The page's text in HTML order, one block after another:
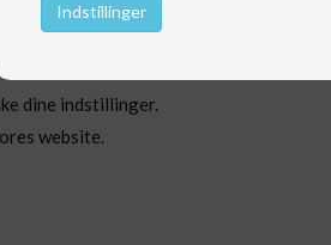
COOKIES TIL
dine indstillinger.
website.
Indstillinger